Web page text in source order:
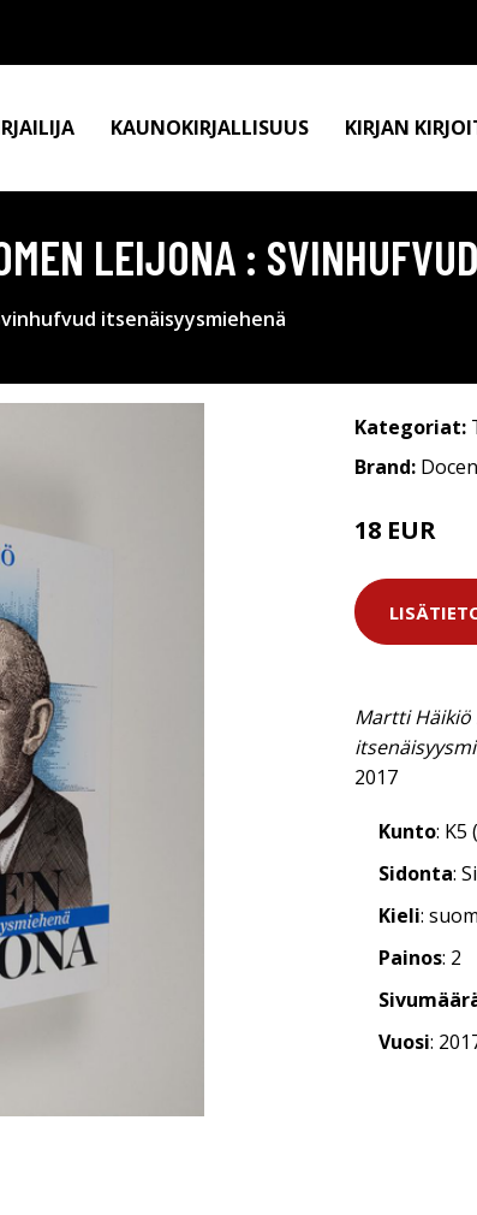
KAUNOKIRJALLISUUS KIRJAN
LEIJONA :
itsenäisyysmiehenä
Kategoriat:
Brand:
18 EUR
Martti Häikiö
2017
Kunto: K5
Sidonta:
Kieli:
Painos: 2
Vuosi: